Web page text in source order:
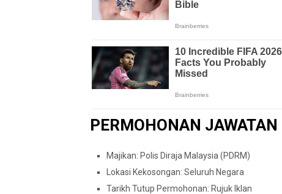
PERMOHONAN JAWATAN
Majikan: Polis Diraja Malaysia (PDRM)
Lokasi Kekosongan: Seluruh Negara
Tarikh Tutup Permohonan: Rujuk Iklan